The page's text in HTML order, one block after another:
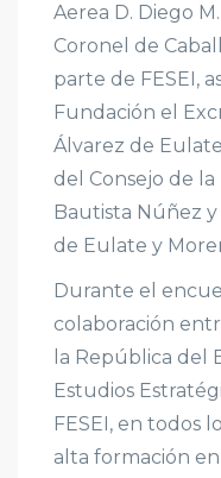
Aerea D. Diego
Coronel de
parte de FESEI,
Fundación el
Álvarez de
del Consejo de
Bautista Núñez
de Eulate y
Durante el
colaboración
la República del
Estudios
FESEI, en todos
alta formación